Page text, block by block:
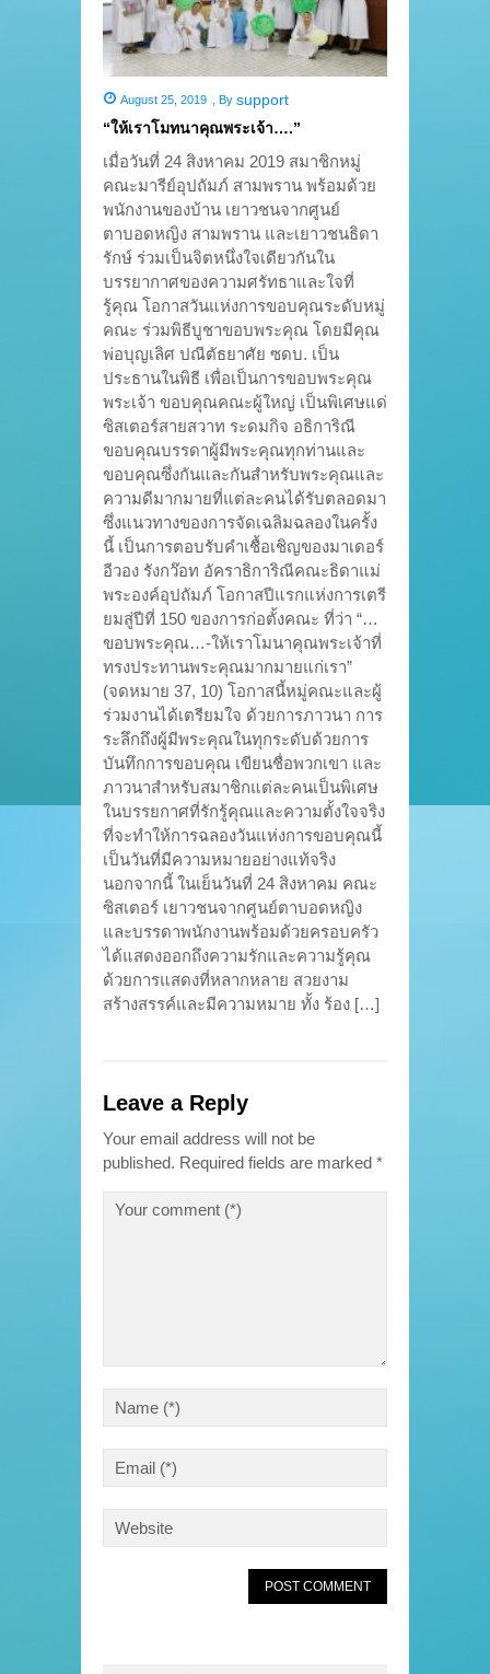
August 25, 2019 By support
“ให้เราโมทนาคุณพระเจ้า….”
เมื่อวันที่ 24 สิงหาคม 2019 สมาชิกหมู่
คณะมารีย์อุปถัมภ์ สามพราน พร้อมด้วย
พนักงานของบ้าน เยาวชนจากศูนย์
ตาบอดหญิง สามพราน และเยาวชนธิดา
รักษ์ ร่วมเป็นจิตหนึ่งใจเดียวกันใน
บรรยากาศของความศรัทธาและใจที่
รู้คุณ โอกาสวันแห่งการขอบคุณระดับหมู่
คณะ ร่วมพิธีบูชาขอบพระคุณ โดยมีคุณ
พ่อบุญเลิศ ปณีตัธยาศัย ซดบ. เป็น
ประธานในพิธี เพื่อเป็นการขอบพระคุณ
พระเจ้า ขอบคุณคณะผู้ใหญ่ เป็นพิเศษแด่
ซิสเตอร์สายสวาท ระดมกิจ อธิการิณี
ขอบคุณบรรดาผู้มีพระคุณทุกท่านและ
ขอบคุณซึ่งกันและกันสำหรับพระคุณและ
ความดีมากมายที่แต่ละคนได้รับตลอดมา
ซึ่งแนวทางของการจัดเฉลิมฉลองในครั้ง
นี้ เป็นการตอบรับคำเชื้อเชิญของมาเดอร์
อีวอง รังกว๊อท อัคราธิการิณีคณะธิดาแม่
พระองค์อุปถัมภ์ โอกาสปีแรกแห่งการเตรี
ยมสู่ปีที่ 150 ของการก่อตั้งคณะ ที่ว่า “…
ขอบพระคุณ…-ให้เราโมนาคุณพระเจ้าที่
ทรงประทานพระคุณมากมายแก่เรา”
(จดหมาย 37, 10) โอกาสนี้หมู่คณะและผู้
ร่วมงานได้เตรียมใจ ด้วยการภาวนา การ
ระลึกถึงผู้มีพระคุณในทุกระดับด้วยการ
บันทึกการขอบคุณ เขียนชื่อพวกเขา และ
ภาวนาสำหรับสมาชิกแต่ละคนเป็นพิเศษ
ในบรรยกาศที่รักรู้คุณและความตั้งใจจริง
ที่จะทำให้การฉลองวันแห่งการขอบคุณนี้
เป็นวันที่มีความหมายอย่างแท้จริง
นอกจากนี้ ในเย็นวันที่ 24 สิงหาคม คณะ
ซิสเตอร์ เยาวชนจากศูนย์ตาบอดหญิง
และบรรดาพนักงานพร้อมด้วยครอบครัว
ได้แสดงออกถึงความรักและความรู้คุณ
ด้วยการแสดงที่หลากหลาย สวยงาม
สร้างสรรค์และมีความหมาย ทั้ง ร้อง […]
Leave a Reply
Your email address will not be
published. Required fields are marked *